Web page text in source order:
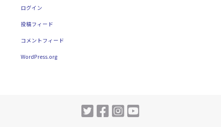
ログイン
投稿フィード
コメントフィード
WordPress.org